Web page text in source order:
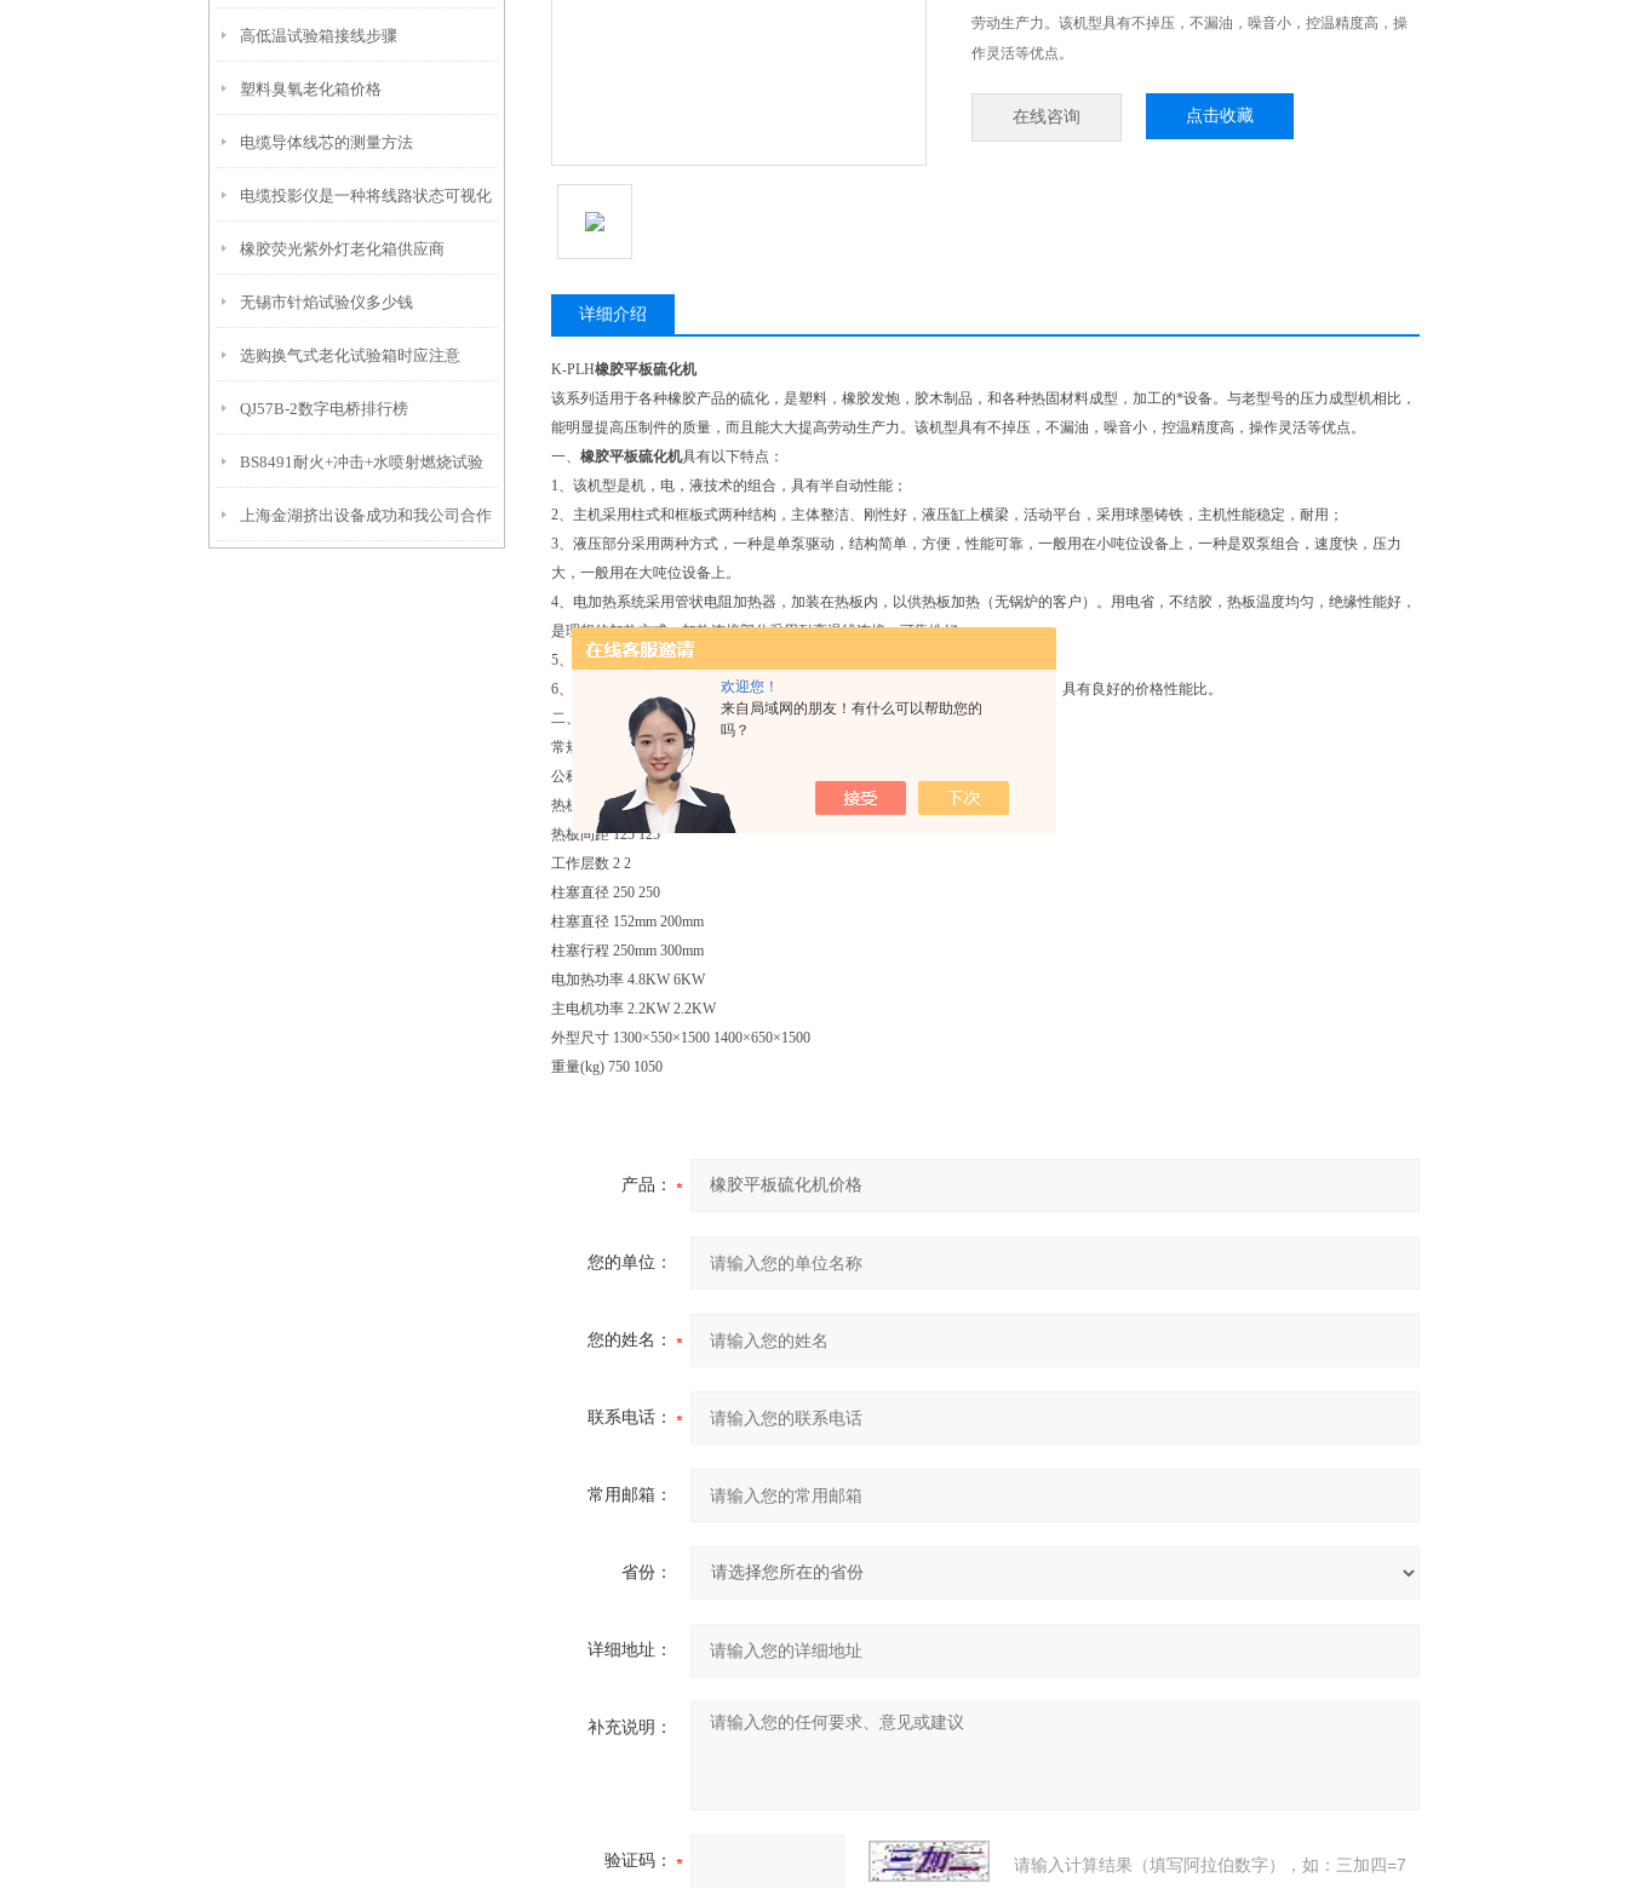
欢迎您！
来自局域网的朋友！有什么可以帮助您的
吗？
高低温试验箱接线步骤
塑料臭氧老化箱价格
电缆导体线芯的测量方法
电缆投影仪是一种将线路状态可视化
的检测工具
橡胶荧光紫外灯老化箱供应商
无锡市针焰试验仪多少钱
选购换气式老化试验箱时应注意
QJ57B-2数字电桥排行榜
BS8491耐火+冲击+水喷射燃烧试验
机的操作方法
上海金湖挤出设备成功和我公司合作
劳动生产力。该机型具有不掉压，不漏油，噪音小，控温精度高，操
作灵活等优点。
在线咨询 点击收藏
详细介绍
K-PLH橡胶平板硫化机
该系列适用于各种橡胶产品的硫化，是塑料，橡胶发炮，胶木制品，和各种热固材料成型，加工的*设备。与老型号的压力成型机相比，
能明显提高压制件的质量，而且能大大提高劳动生产力。该机型具有不掉压，不漏油，噪音小，控温精度高，操作灵活等优点。
一、 橡胶平板硫化机具有以下特点：
1、该机型是机，电，液技术的组合，具有半自动性能；
2、主机采用柱式和框板式两种结构，主体整洁、刚性好，液压缸上横梁，活动平台，采用球墨铸铁，主机性能稳定，耐用；
3、液压部分采用两种方式，一种是单泵驱动，结构简单，方便，性能可靠，一般用在小吨位设备上，一种是双泵组合，速度快，压力
大，一般用在大吨位设备上。
4、电加热系统采用管状电阻加热器，加装在热板内，以供热板加热（无锅炉的客户）。用电省，不结胶，热板温度均匀，绝缘性能好，
是理想的加热方式。加热连接部分采用耐高温线连接，可靠性好。
5、电器部分采用国内产品，质量可靠，温度控制更精确。
6、整机选料精良，加工范围广，各项指标均能达到HG/T3034-1999的标准要求，具有良好的价格性能比。
二、
橡胶平板硫化机 主要型号技术参数：
常规Type PLH-25 PLH-50
公称合模力 0.25MN 0.5MN
热板规格 350×350/300×300 350×350/400×400
热板间距 125 125
工作层数 2 2
柱塞直径 250 250
柱塞直径 152mm 200mm
柱塞行程 250mm 300mm
电加热功率 4.8KW 6KW
主电机功率 2.2KW 2.2KW
外型尺寸 1300×550×1500 1400×650×1500
重量(kg) 750 1050
产品：
您的单位：
您的姓名：
联系电话：
常用邮箱：
省份：
详细地址：
补充说明：
验证码： 请输入计算结果（填写阿拉伯数字），如：三加四=7